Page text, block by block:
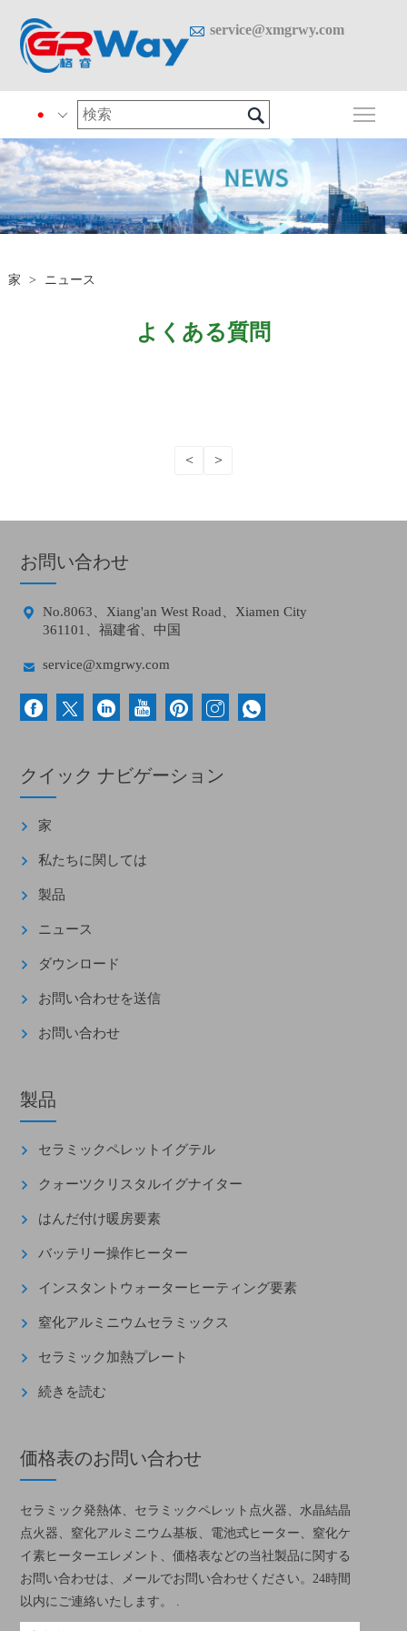
 service@xmgrwy.com
 
家 > ニュース
よくある質問
< >
お問い合わせ

No.8063、Xiang'an West Road、Xiamen City
361101、福建省、中国
 service@xmgrwy.com
クイック ナビゲーション
家
私たちに関しては
製品
ニュース
ダウンロード
お問い合わせを送信
お問い合わせ
製品
セラミックペレットイグテル
クォーツクリスタルイグナイター
はんだ付け暖房要素
バッテリー操作ヒーター
インスタントウォーターヒーティング要素
窒化アルミニウムセラミックス
セラミック加熱プレート
続きを読む
価格表のお問い合わせ
セラミック発熱体、セラミックペレット点火器、水晶結晶
点火器、窒化アルミニウム基板、電池式ヒーター、窒化ケ
イ素ヒーターエレメント、価格表などの当社製品に関する
お問い合わせは、メールでお問い合わせください。24時間
以内にご連絡いたします。 .